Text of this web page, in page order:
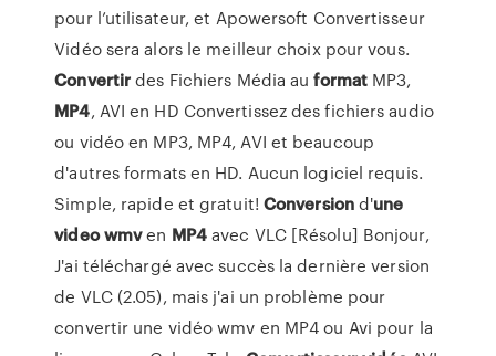
pour l’utilisateur, et Apowersoft Convertisseur
Vidéo sera alors le meilleur choix pour vous.
Convertirdes Fichiers Média auformat MP3,
MP4, AVI en HD Convertissez des fichiers audio
ou vidéo en MP3, MP4, AVI et beaucoup
d'autres formats en HD. Aucun logiciel requis.
Simple, rapide et gratuit! Conversiond'une
video wmven MP4avec VLC [Résolu] Bonjour,
J'ai téléchargé avec succès la dernière version
de VLC (2.05), mais j'ai un problème pour
convertir une vidéo wmv en MP4 ou Avi pour la